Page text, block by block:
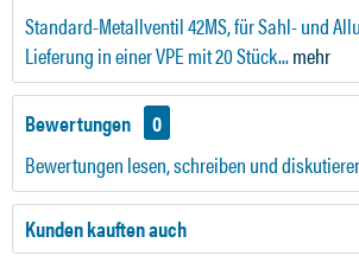
Standard-Metallventil 42MS, für Sahl- und
Lieferung in einer VPE mit 20 Stück...mehr
Bewertungen
0
Bewertungen lesen, schreiben und
Kunden kauften auch